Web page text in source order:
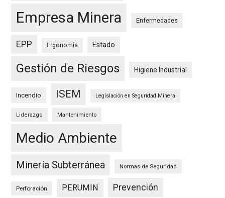
Empresa Minera Enfermedades
EPP Ergonomía Estado
Gestión de Riesgos Higiene Industrial
Incendio ISEM Legislación en Seguridad Minera
Liderazgo Mantenimiento
Medio Ambiente
Minería Subterránea Normas de Seguridad
Perforación PERUMIN Prevención